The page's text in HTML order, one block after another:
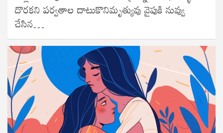
దొరకని పర్వతాల దాటుకొనిమృత్యువు వైపుకి నువ్వు
చేసిన…